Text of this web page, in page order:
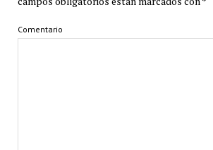
Comentario